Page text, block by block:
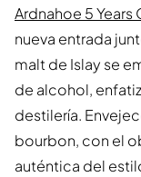
Ardnahoe 5
nueva entrada
malt de Islay se
de alcohol,
destilería.
bourbon, con el
auténtica del